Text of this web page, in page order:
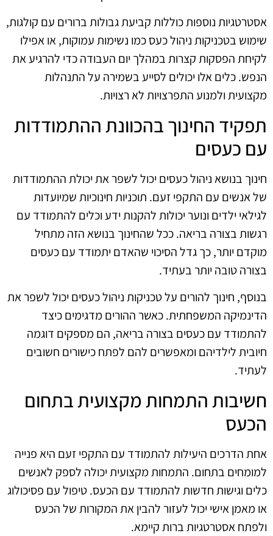
אסטרטגיות נוספות כוללות קביעת גבולות ברורים עם קולגות,
שימוש בטכניקות ניהול כעס כמו נשימות עמוקות, או אפילו
לקיחת הפסקות קצרות במהלך יום העבודה כדי להרגיע את
הנפש. כלים אלו יכולים לסייע בשמירה על התנהלות
מקצועית ולמנוע התפרצויות לא רצויות.
תפקיד החינוך בהכוונת ההתמודדות
עם כעסים
חינוך בנושא ניהול כעסים יכול לשפר את יכולת ההתמודדות
של אנשים עם התקפי זעם. תוכניות חינוכיות שמיועדות
לגילאי ילדים ונוער יכולות להקנות ידע וכלים להתמודד עם
רגשות בצורה בריאה. ככל שהחינוך בנושא הזה מתחיל
מוקדם יותר, כך גדל הסיכוי שהאדם יתמודד עם כעסים
בצורה טובה יותר בעתיד.
בנוסף, חינוך להורים על טכניקות ניהול כעסים יכול לשפר את
הדינמיקה המשפחתית. כאשר ההורים מדגימים כיצד
להתמודד עם כעסים בצורה בריאה, הם מספקים דוגמה
חיובית לילדיהם ומאפשרים להם לפתח כישורים חשובים
לעתיד.
חשיבות התמחות מקצועית בתחום
הכעס
אחת הדרכים היעילות להתמודד עם התקפי זעם היא פנייה
למומחים בתחום. התמחות מקצועית יכולה לספק לאנשים
כלים וגישות חדשות להתמודד עם הכעס. טיפול עם פסיכולוג
או מאמן אישי יכול לעזור להבין את המקורות של הכעס
ולפתח אסטרטגיות ברות קיימא.